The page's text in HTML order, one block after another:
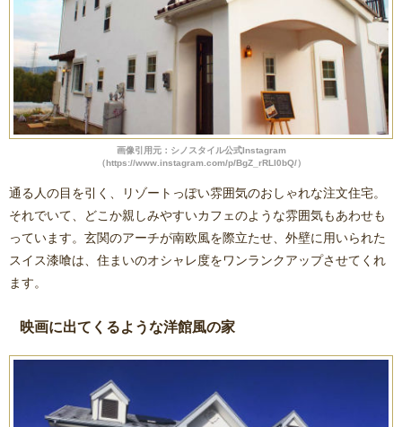
画像引用元：シノスタイル公式Instagram
（https://www.instagram.com/p/BgZ_rRLl0bQ/）
通る人の目を引く、リゾートっぽい雰囲気のおしゃれな注文住宅。
それでいて、どこか親しみやすいカフェのような雰囲気もあわせも
っています。玄関のアーチが南欧風を際立たせ、外壁に用いられた
スイス漆喰は、住まいのオシャレ度をワンランクアップさせてくれ
ます。
映画に出てくるような洋館風の家